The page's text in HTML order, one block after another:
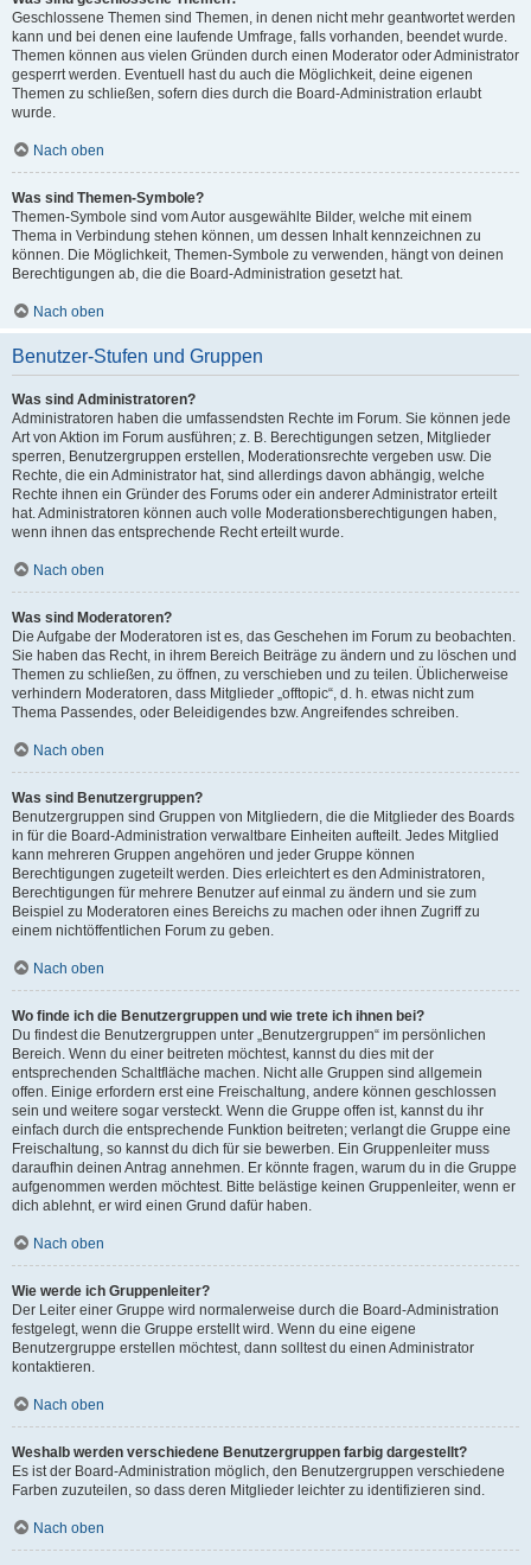
Geschlossene Themen sind Themen, in denen nicht mehr geantwortet werden
kann und bei denen eine laufende Umfrage, falls vorhanden, beendet wurde.
Themen können aus vielen Gründen durch einen Moderator oder Administrator
gesperrt werden. Eventuell hast du auch die Möglichkeit, deine eigenen
Themen zu schließen, sofern dies durch die Board-Administration erlaubt
wurde.
Nach oben
Was sind Themen-Symbole?
Themen-Symbole sind vom Autor ausgewählte Bilder, welche mit einem
Thema in Verbindung stehen können, um dessen Inhalt kennzeichnen zu
können. Die Möglichkeit, Themen-Symbole zu verwenden, hängt von deinen
Berechtigungen ab, die die Board-Administration gesetzt hat.
Nach oben
Benutzer-Stufen und Gruppen
Was sind Administratoren?
Administratoren haben die umfassendsten Rechte im Forum. Sie können jede
Art von Aktion im Forum ausführen; z. B. Berechtigungen setzen, Mitglieder
sperren, Benutzergruppen erstellen, Moderationsrechte vergeben usw. Die
Rechte, die ein Administrator hat, sind allerdings davon abhängig, welche
Rechte ihnen ein Gründer des Forums oder ein anderer Administrator erteilt
hat. Administratoren können auch volle Moderationsberechtigungen haben,
wenn ihnen das entsprechende Recht erteilt wurde.
Nach oben
Was sind Moderatoren?
Die Aufgabe der Moderatoren ist es, das Geschehen im Forum zu beobachten.
Sie haben das Recht, in ihrem Bereich Beiträge zu ändern und zu löschen und
Themen zu schließen, zu öffnen, zu verschieben und zu teilen. Üblicherweise
verhindern Moderatoren, dass Mitglieder „offtopic“, d. h. etwas nicht zum
Thema Passendes, oder Beleidigendes bzw. Angreifendes schreiben.
Nach oben
Was sind Benutzergruppen?
Benutzergruppen sind Gruppen von Mitgliedern, die die Mitglieder des Boards
in für die Board-Administration verwaltbare Einheiten aufteilt. Jedes Mitglied
kann mehreren Gruppen angehören und jeder Gruppe können
Berechtigungen zugeteilt werden. Dies erleichtert es den Administratoren,
Berechtigungen für mehrere Benutzer auf einmal zu ändern und sie zum
Beispiel zu Moderatoren eines Bereichs zu machen oder ihnen Zugriff zu
einem nichtöffentlichen Forum zu geben.
Nach oben
Wo finde ich die Benutzergruppen und wie trete ich ihnen bei?
Du findest die Benutzergruppen unter „Benutzergruppen“ im persönlichen
Bereich. Wenn du einer beitreten möchtest, kannst du dies mit der
entsprechenden Schaltfläche machen. Nicht alle Gruppen sind allgemein
offen. Einige erfordern erst eine Freischaltung, andere können geschlossen
sein und weitere sogar versteckt. Wenn die Gruppe offen ist, kannst du ihr
einfach durch die entsprechende Funktion beitreten; verlangt die Gruppe eine
Freischaltung, so kannst du dich für sie bewerben. Ein Gruppenleiter muss
daraufhin deinen Antrag annehmen. Er könnte fragen, warum du in die Gruppe
aufgenommen werden möchtest. Bitte belästige keinen Gruppenleiter, wenn er
dich ablehnt, er wird einen Grund dafür haben.
Nach oben
Wie werde ich Gruppenleiter?
Der Leiter einer Gruppe wird normalerweise durch die Board-Administration
festgelegt, wenn die Gruppe erstellt wird. Wenn du eine eigene
Benutzergruppe erstellen möchtest, dann solltest du einen Administrator
kontaktieren.
Nach oben
Weshalb werden verschiedene Benutzergruppen farbig dargestellt?
Es ist der Board-Administration möglich, den Benutzergruppen verschiedene
Farben zuzuteilen, so dass deren Mitglieder leichter zu identifizieren sind.
Nach oben